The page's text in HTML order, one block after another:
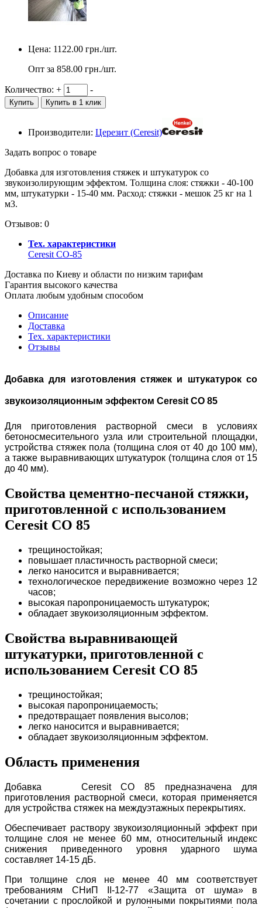
Цена: 1122.00 грн./шт.
Опт за 858.00 грн./шт.
Количество: + -
Купить Купить в 1 клик
Производители: Церезит (Ceresit)
Задать вопрос о товаре
Добавка для изготовления стяжек и штукатурок со
звукоизолирующим эффектом. Толщина слоя: стяжки - 40-100
мм, штукатурки - 15-40 мм. Расход: стяжки - мешок 25 кг на 1
м3.
Отзывов: 0
Тех. характеристики
Ceresit CO-85
Доставка по Киеву и области по низким тарифам
Гарантия высокого качества
Оплата любым удобным способом
Описание
Доставка
Тех. характеристики
Отзывы
Добавка для изготовления стяжек и штукатурок со
звукоизоляционным эффектом Ceresit CO 85
Для приготовления растворной смеси в условиях
бетоносмесительного узла или строительной площадки,
устройства стяжек пола (толщина слоя от 40 до 100 мм),
а также выравнивающих штукатурок (толщина слоя от 15
до 40 мм).
Свойства цементно-песчаной стяжки,
приготовленной с использованием
Ceresit CO 85
трещиностойкая;
повышает пластичность растворной смеси;
легко наносится и выравнивается;
технологическое передвижение возможно через 12
часов;
высокая паропроницаемость штукатурок;
обладает звукоизоляционным эффектом.
Свойства выравнивающей
штукатурки, приготовленной с
использованием Ceresit CO 85
трещиностойкая;
высокая паропроницаемость;
предотвращает появления высолов;
легко наносится и выравнивается;
обладает звукоизоляционным эффектом.
Область применения
Добавка Ceresit CO 85 предназначена для
приготовления растворной смеси, которая применяется
для устройства стяжек на междуэтажных перекрытиях.
Обеспечивает раствору звукоизоляционный эффект при
толщине слоя не менее 60 мм, относительный индекс
снижения приведенного уровня ударного шума
составляет 14-15 дБ.
При толщине слоя не менее 40 мм соответствует
требованиям СНиП II-12-77 «Защита от шума» в
сочетании с прослойкой и рулонными покрытиями пола